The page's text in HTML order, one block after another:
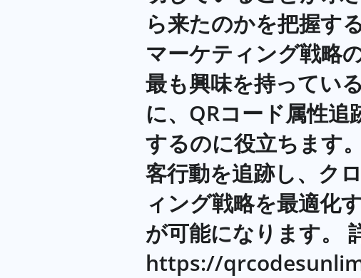
ら来たのかを把握す
マーケティング戦略
最も興味を持ってい
に、QRコード属性
するのに役立ちます
客行動を追跡し、ク
ィング戦略を最適化
が可能になります。
https://